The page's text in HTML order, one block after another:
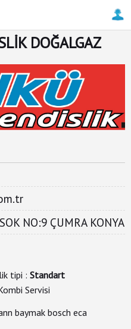
DOĞALGAZ
NO:9 ÇUMRA KONYA
tipi : Standart
Servisi
baymak bosch eca